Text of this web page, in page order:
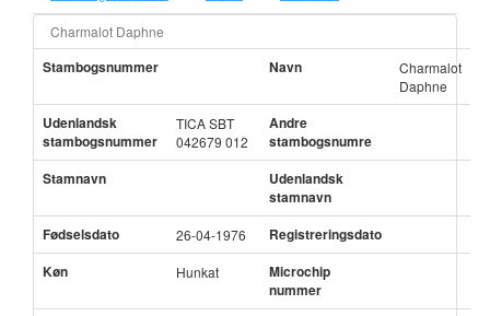
Charmalot Daphne
Stambogsnummer Navn
Charmalot
Daphne
Udenlandsk
stambogsnummer
TICA SBT
042679 012
Andre
stambogsnumre
Stamnavn
Udenlandsk
stamnavn
Fødselsdato
26-04-1976
Registreringsdato
Køn
Hunkat
Microchip
nummer